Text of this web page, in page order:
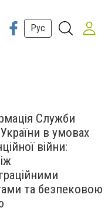
Рус
Служби
в умовах
війни:
та безпековою